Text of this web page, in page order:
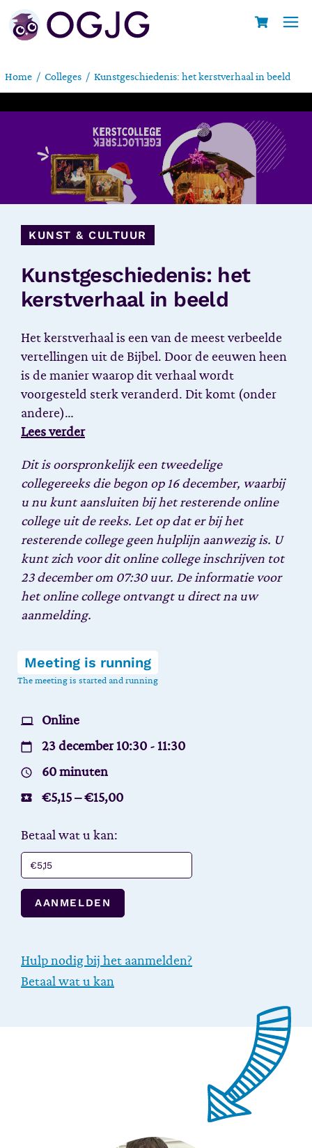
Home Colleges Kunstgeschiedenis: het kerstverhaal in beeld
KUNST & CULTUUR
Kunstgeschiedenis: het
kerstverhaal in beeld
Het kerstverhaal is een van de meest verbeelde
vertellingen uit de Bijbel. Door de eeuwen heen
is de manier waarop dit verhaal wordt
voorgesteld sterk veranderd. Dit komt (onder
andere)…
Lees verder
Dit is oorspronkelijk een tweedelige
collegereeks die begon op 16 december, waarbij
u nu kunt aansluiten bij het resterende online
college uit de reeks. Let op dat er bij het
resterende college geen hulplijn aanwezig is. U
kunt zich voor dit online college inschrijven tot
23 december om 07:30 uur. De informatie voor
het online college ontvangt u direct na uw
aanmelding.
Meeting is running
The meeting is started and running
Online
23 december 10:30 - 11:30
60 minuten
€5,15 –€15,00
Betaal wat u kan:
AANMELDEN
Hulp nodig bij het aanmelden?
Betaal wat u kan